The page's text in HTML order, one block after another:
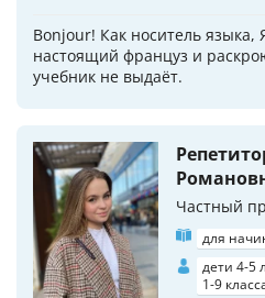
Bonjour! Как носитель языка,
настоящий француз и
учебник не выдаёт.
Частный
для
дети 4-5
1-9